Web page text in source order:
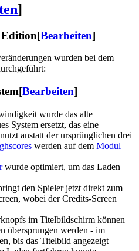
]
Edition[Bearbeiten]
wurden bei dem
[Bearbeiten]
wurde das alte
System ersetzt, das eine
nutzt anstatt der ursprünglichen drei
werden auf dem Modul
wurde optimiert, um das Laden
den Spieler jetzt direkt zum
wobei der Credits-Screen
im Titelbildschirm können
übersprungen werden - im
bis das Titelbild angezeigt